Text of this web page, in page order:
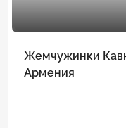
Жемчужинки
Армения